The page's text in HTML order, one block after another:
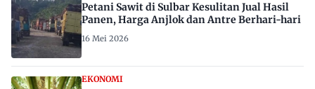
Petani Sawit di Sulbar Kesulitan Jual Hasil
Panen, Harga Anjlok dan Antre Berhari-hari
16 Mei 2026
EKONOMI